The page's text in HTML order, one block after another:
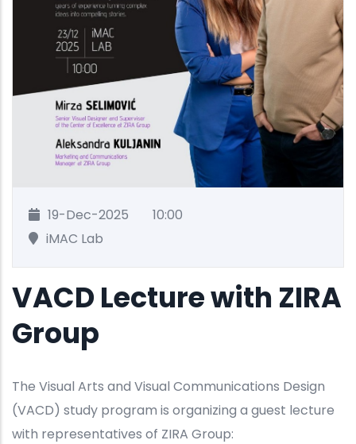
19-Dec-2025
10:00
iMAC Lab
VACD Lecture with ZIRA
Group
The Visual Arts and Visual Communications Design
(VACD) study program is organizing a guest lecture
with representatives of ZIRA Group: